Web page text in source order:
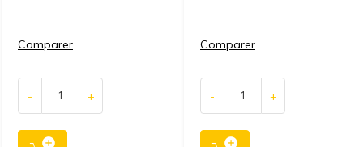
Comparer
- +
Comparer
- +